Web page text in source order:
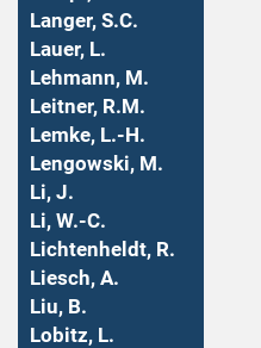
Langer, S.C.
Lauer, L.
Lehmann, M.
Leitner, R.M.
Lemke, L.-H.
Lengowski, M.
Li, J.
Li, W.-C.
Lichtenheldt, R.
Liesch, A.
Liu, B.
Lobitz, L.